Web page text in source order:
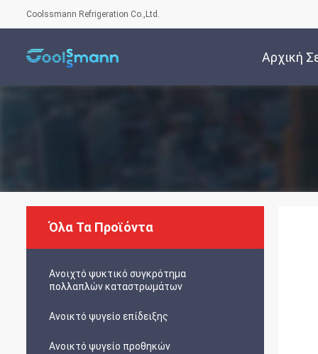
Coolssmann Refrigeration Co.,Ltd.
Αρχική
Όλα Τα Προϊόντα
Ανοιχτό ψυκτικό συγκρότημα
πολλαπλών καταστρωμάτων
Ανοικτό ψυγείο επίδειξης
Ανοικτό ψυγείο προθηκών